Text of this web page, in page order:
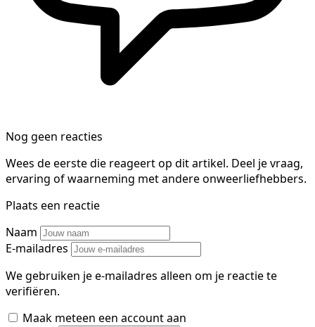
Nog geen reacties
Wees de eerste die reageert op dit artikel. Deel je vraag,
ervaring of waarneming met andere onweerliefhebbers.
Plaats een reactie
Naam
E-mailadres
We gebruiken je e-mailadres alleen om je reactie te
verifiëren.
Maak meteen een account aan